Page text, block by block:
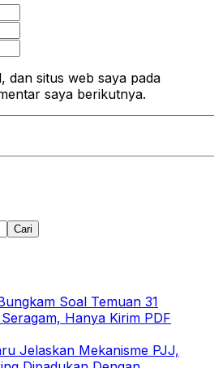
dan situs web saya pada
saya berikutnya.
Cari
Soal Temuan 31
Hanya Kirim PDF
Jelaskan Mekanisme PJJ,